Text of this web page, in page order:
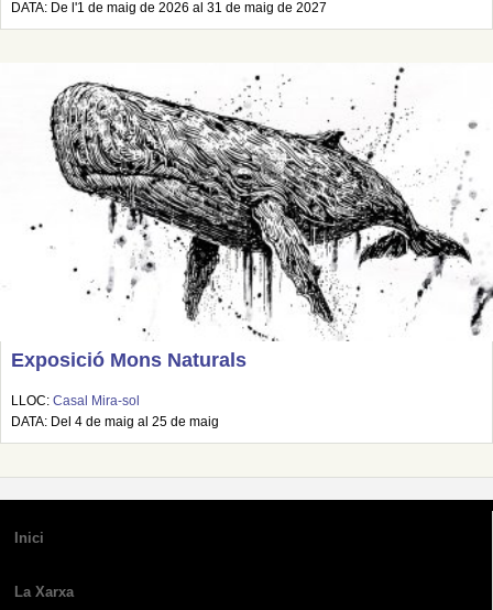
DATA: De l'1 de maig de 2026 al 31 de maig de 2027
Exposició Mons Naturals
LLOC: Casal Mira-sol
DATA: Del 4 de maig al 25 de maig
Inici
La Xarxa